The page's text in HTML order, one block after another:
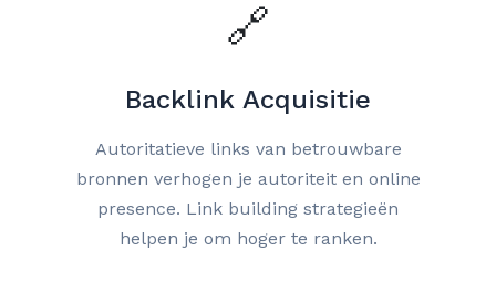
🔗
Backlink Acquisitie
Autoritatieve links van betrouwbare
bronnen verhogen je autoriteit en online
presence. Link building strategieën
helpen je om hoger te ranken.